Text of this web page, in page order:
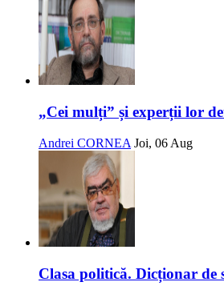
„Cei mulți” și experții lor
Andrei CORNEA Joi, 06 Aug
Clasa politică. Dicționar de